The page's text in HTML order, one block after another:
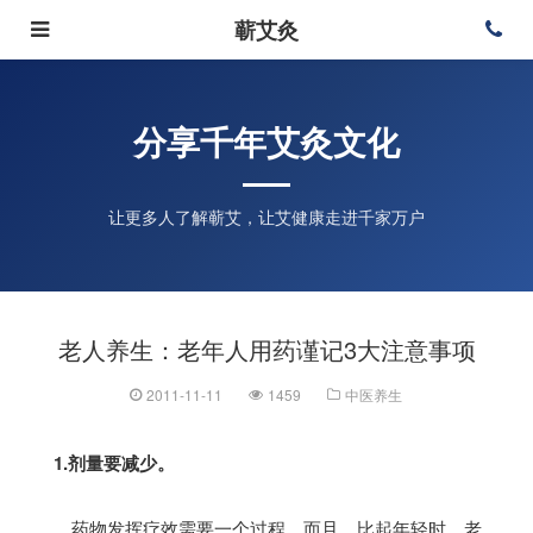
蕲艾灸
分享千年艾灸文化
让更多人了解蕲艾，让艾健康走进千家万户
老人养生：老年人用药谨记3大注意事项
2011-11-11 1459 中医养生
1.剂量要减少。
药物发挥疗效需要一个过程。而且，比起年轻时，老